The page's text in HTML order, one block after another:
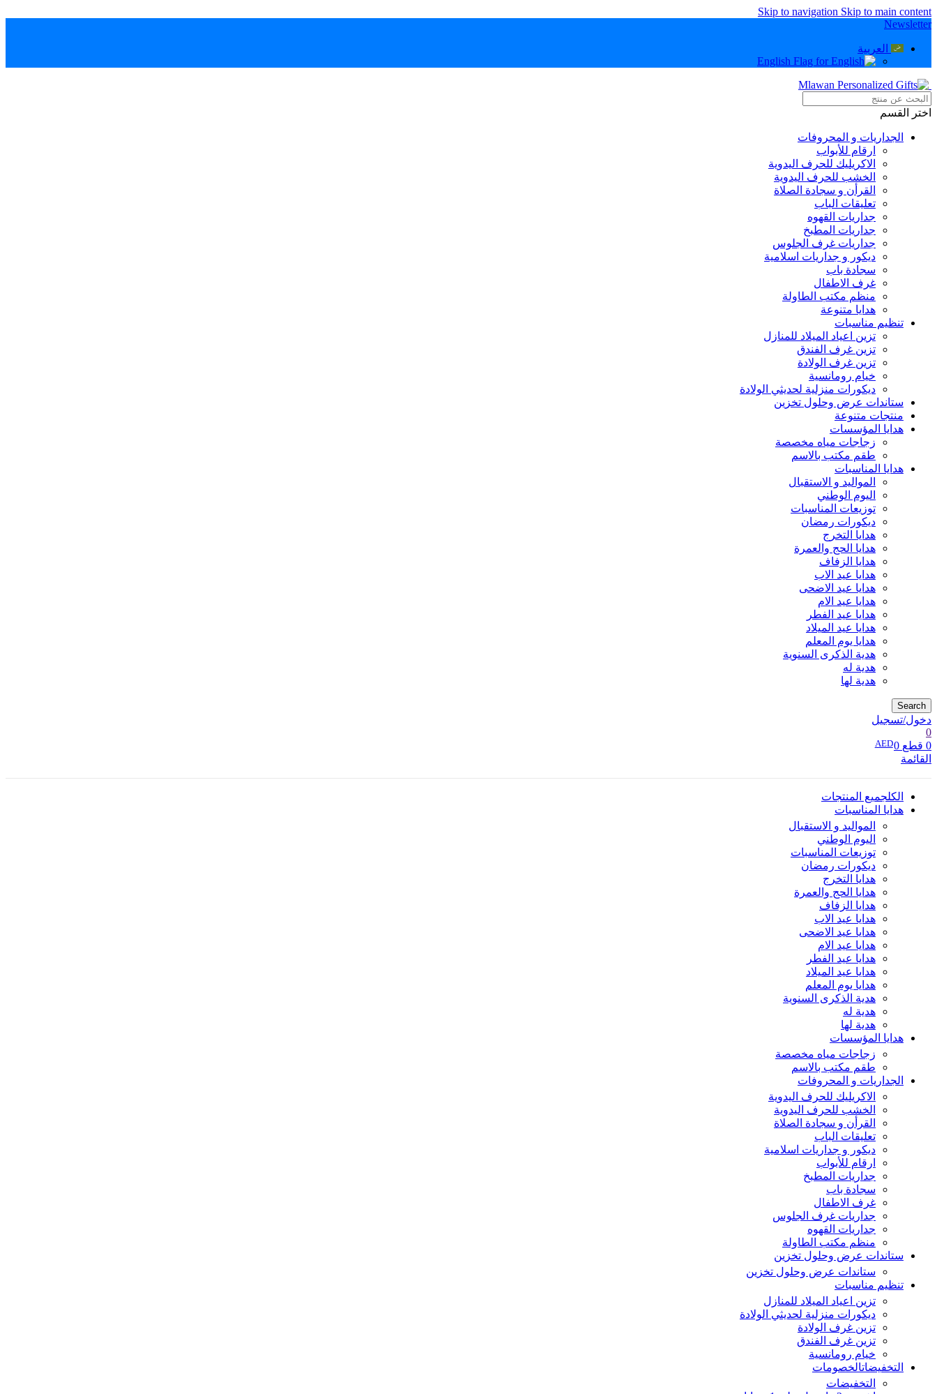
Skip to navigation Skip to main content
Newsletter
العربية
English
اختر القسم
الجداريات و المحروفات
ارقام للأبواب
الاكريليك للحرف اليدوية
الخشب للحرف اليدوية
القرأن و سجادة الصلاة
تعليقات الباب
جداريات القهوه
جداريات المطبخ
جداريات غرف الجلوس
ديكور و جداريات اسلامية
سجادة باب
غرف الاطفال
منظم مكتب الطاولة
هدايا متنوعة
تنظيم مناسبات
تزين اعياد الميلاد للمنازل
تزين غرف الفندق
تزين غرف الولادة
خيام رومانسية
ديكورات منزلية لحديثي الولادة
ستاندات عرض وحلول تخزين
منتجات متنوعة
هدايا المؤسسات
زجاجات مياه مخصصة
طقم مكتب بالاسم
هدايا المناسبات
المواليد و الاستقبال
اليوم الوطني
توزيعات المناسبات
ديكورات رمضان
هدايا التخرج
هدايا الحج والعمرة
هدايا الزفاف
هدايا عيد الاب
هدايا عيد الاضحى
هدايا عيد الام
هدايا عيد الفطر
هدايا عيد الميلاد
هدايا يوم المعلم
هدية الذكرى السنوية
هدية له
هدية لها
Search
دخول/تسجيل
0
0 قطع AED0
القائمة
الكلجميع المنتجات
هدايا المناسبات
المواليد و الاستقبال
اليوم الوطني
توزيعات المناسبات
ديكورات رمضان
هدايا التخرج
هدايا الحج والعمرة
هدايا الزفاف
هدايا عيد الاب
هدايا عيد الاضحى
هدايا عيد الام
هدايا عيد الفطر
هدايا عيد الميلاد
هدايا يوم المعلم
هدية الذكرى السنوية
هدية له
هدية لها
هدايا المؤسسات
زجاجات مياه مخصصة
طقم مكتب بالاسم
الجداريات و المحروفات
الاكريليك للحرف اليدوية
الخشب للحرف اليدوية
القرأن و سجادة الصلاة
تعليقات الباب
ديكور و جداريات اسلامية
ارقام للأبواب
جداريات المطبخ
سجادة باب
غرف الاطفال
جداريات غرف الجلوس
جداريات القهوه
منظم مكتب الطاولة
ستاندات عرض وحلول تخزين
ستاندات عرض وحلول تخزين
تنظيم مناسبات
تزين اعياد الميلاد للمنازل
ديكورات منزلية لحديثي الولادة
تزين غرف الولادة
تزين غرف الفندق
خيام رومانسية
التخفيضاتالخصومات
التخفيضات